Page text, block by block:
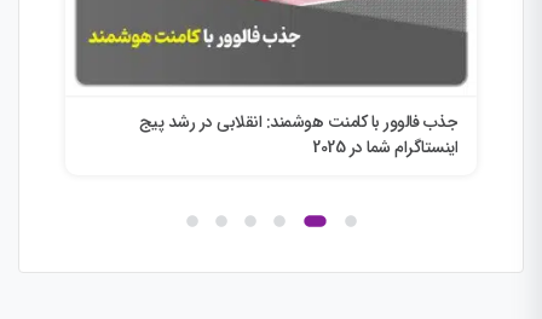
جذب فالوور با کامنت هوشمند: انقلابی در رشد پیج
اینستاگرام شما در 2025